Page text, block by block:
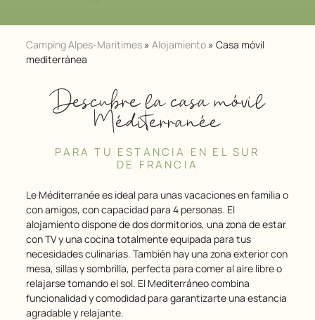
Camping Alpes-Maritimes »Alojamiento »Casa móvil
mediterránea
Descubre la casa móvil
Méditerranée
PARA TU ESTANCIA EN EL SUR
DE FRANCIA
Le Méditerranée es ideal para unas vacaciones en familia o
con amigos, con capacidad para 4 personas. El
alojamiento dispone de dos dormitorios, una zona de estar
con TV y una cocina totalmente equipada para tus
necesidades culinarias. También hay una zona exterior con
mesa, sillas y sombrilla, perfecta para comer al aire libre o
relajarse tomando el sol. El Mediterráneo combina
funcionalidad y comodidad para garantizarte una estancia
agradable y relajante.